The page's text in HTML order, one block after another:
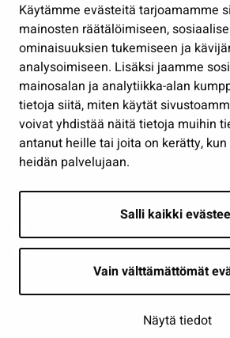
Käytämme evästeitä tarjoamamme
mainosten räätälöimiseen,
ominaisuuksien tukemiseen ja
analysoimiseen. Lisäksi jaamme
mainosalan ja analytiikka-alan
tietoja siitä, miten käytät
voivat yhdistää näitä tietoja muihin
antanut heille tai joita on kerätty,
heidän palvelujaan.
Salli kaikki
Vain välttämättömät
Näytä tiedot
Työ ja yrittäminen
Osallistu ja asioi
Näytä omat evästeasetukseni
Seuraa meitä
Saavutettavuusseloste | ©